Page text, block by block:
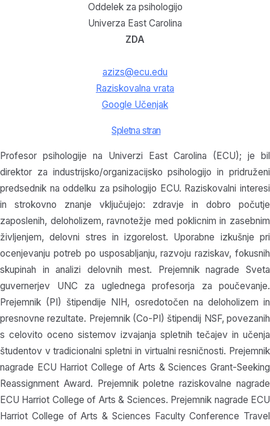
Oddelek za psihologijo
Univerza East Carolina
ZDA
azizs@ecu.edu
Raziskovalna vrata
Google Učenjak
Spletna stran
Profesor psihologije na Univerzi East Carolina (ECU); je bil
direktor za industrijsko/organizacijsko psihologijo in pridruženi
predsednik na oddelku za psihologijo ECU. Raziskovalni interesi
in strokovno znanje vključujejo: zdravje in dobro počutje
zaposlenih, deloholizem, ravnotežje med poklicnim in zasebnim
življenjem, delovni stres in izgorelost. Uporabne izkušnje pri
ocenjevanju potreb po usposabljanju, razvoju raziskav, fokusnih
skupinah in analizi delovnih mest. Prejemnik nagrade Sveta
guvernerjev UNC za uglednega profesorja za poučevanje.
Prejemnik (PI) štipendije NIH, osredotočen na deloholizem in
presnovne rezultate. Prejemnik (Co-PI) štipendij NSF, povezanih
s celovito oceno sistemov izvajanja spletnih tečajev in učenja
študentov v tradicionalni spletni in virtualni resničnosti. Prejemnik
nagrade ECU Harriot College of Arts & Sciences Grant-Seeking
Reassignment Award. Prejemnik poletne raziskovalne nagrade
ECU Harriot College of Arts & Sciences. Prejemnik nagrade ECU
Harriot College of Arts & Sciences Faculty Conference Travel